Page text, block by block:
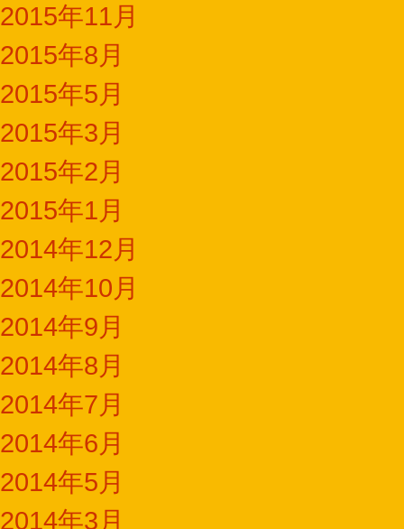
2015年11月
2015年8月
2015年5月
2015年3月
2015年2月
2015年1月
2014年12月
2014年10月
2014年9月
2014年8月
2014年7月
2014年6月
2014年5月
2014年3月